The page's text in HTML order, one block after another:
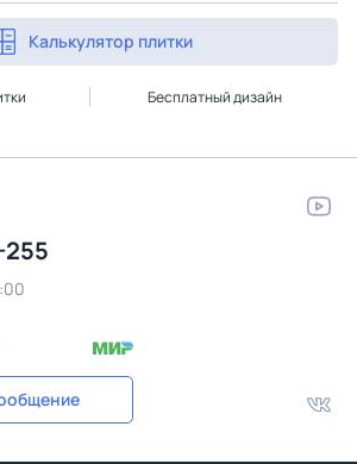
Калькулятор плитки
Бесплатный дизайн
255